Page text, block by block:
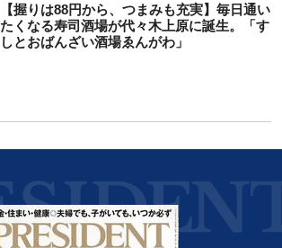
【握りは88円から、つまみも充実】毎日通い
たくなる寿司酒場が代々木上原に誕生。「す
しとおばんざい酒場ゑんがわ」